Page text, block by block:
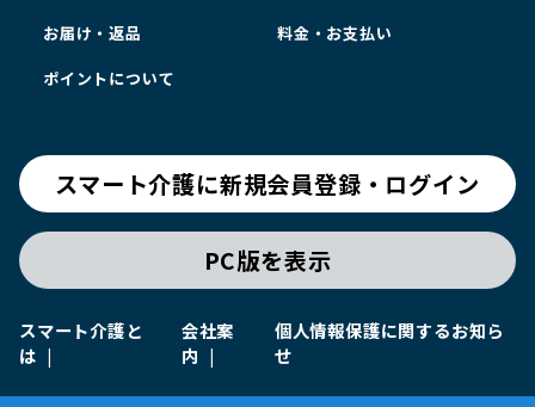
お届け・返品 料金・お支払い
ポイントについて
スマート介護に新規会員登録・ログイン
PC版を表示
スマート介護と
は
会社案
内
個人情報保護に関するお知ら
せ